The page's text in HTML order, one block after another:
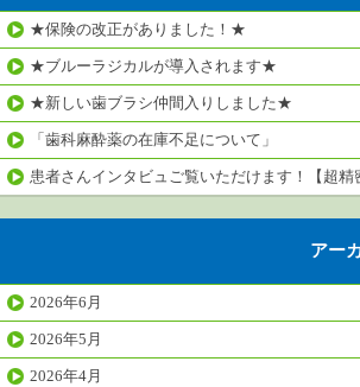
★保険の改正がありました！★
★ブルーラジカルが導入されます★
★新しい歯ブラシ仲間入りしました★
「歯科麻酔薬の在庫不足について」
患者さんインタビュご覧いただけます！【超
アー
2026年6月
2026年5月
2026年4月